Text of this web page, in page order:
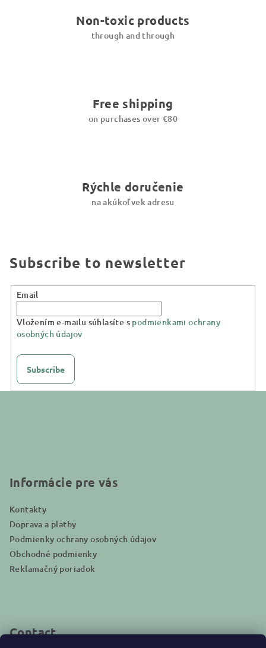
Non-toxic products
through and through
Free shipping
on purchases over €80
Rýchle doručenie
na akúkoľvek adresu
Subscribe to newsletter
Email
Vložením e-mailu súhlasíte s podmienkami ochrany
osobných údajov
Subscribe
Informácie pre vás
Kontakty
Doprava a platby
Podmienky ochrany osobných údajov
Obchodné podmienky
Reklamačný poriadok
Contact